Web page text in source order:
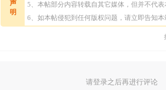
声
明
5、本帖部分内容转载自其它媒体，但并不代
6、如本帖侵犯到任何版权问题，请立即告知
请登录之后再进行评论